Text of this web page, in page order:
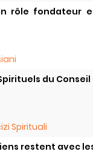
rôle fondateur
du
Spirituali
restent avec